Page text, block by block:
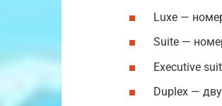
Luxe —
Suite —
Executive
Duplex —